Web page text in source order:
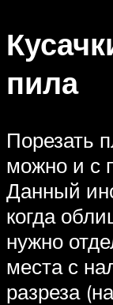
пила
Порезать
можно и с
Данный
когда
нужно
места с
разреза